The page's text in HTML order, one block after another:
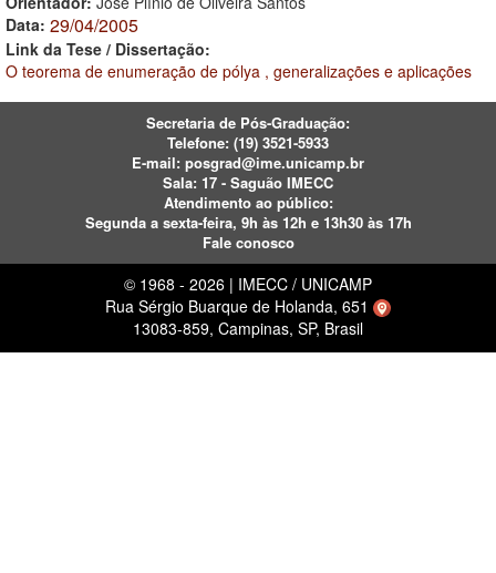
Data: 29/04/2005
Link da Tese / Dissertação:
O teorema de enumeração de pólya , generalizações e aplicações
Secretaria de Pós-Graduação:
Telefone: (19) 3521-5933
E-mail: posgrad@ime.unicamp.br
Sala: 17 - Saguão IMECC
Atendimento ao público:
Segunda a sexta-feira, 9h às 12h e 13h30 às 17h
Fale conosco
© 1968 - 2026 | IMECC / UNICAMP
Rua Sérgio Buarque de Holanda, 651
13083-859, Campinas, SP, Brasil